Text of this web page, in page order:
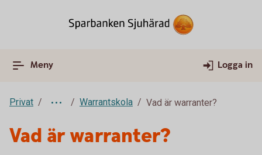
Meny Logga in
Privat Warrantskola Vad är warranter?
Vad är warranter?